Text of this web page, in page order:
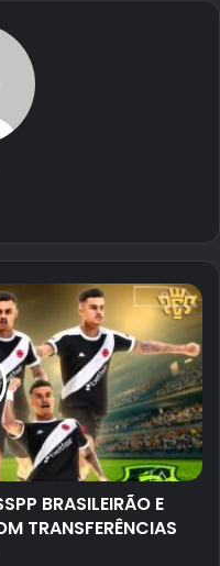
BRASILEIRÃO E
TRANSFERÊNCIAS